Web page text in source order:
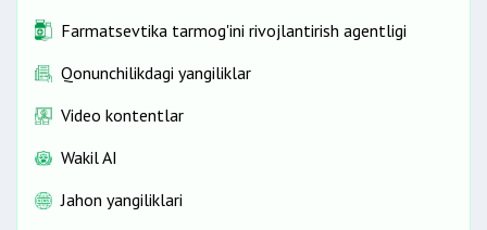
Farmatsevtika tarmog'ini rivojlantirish agentligi
Qonunchilikdagi yangiliklar
Video kontentlar
Wakil AI
Jahon yangiliklari